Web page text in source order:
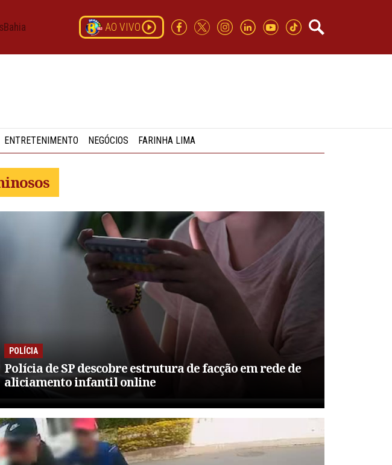
Bahia AO VIVO
ENTRETENIMENTO NEGÓCIOS FARINHA LIMA
POLÍCIA
Polícia de SP descobre estrutura de facção em rede de
aliciamento infantil online